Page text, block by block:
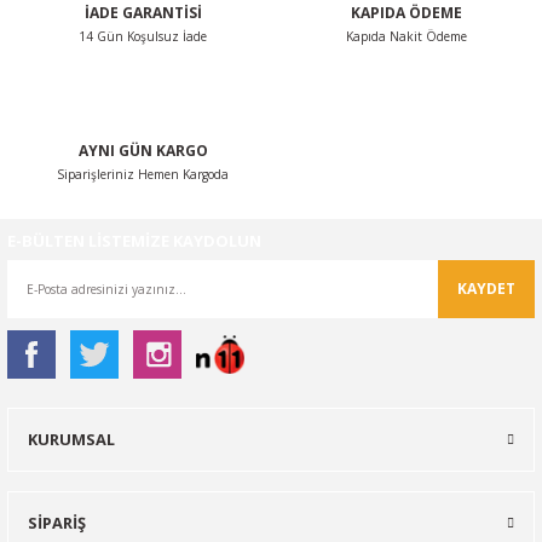
İADE GARANTİSİ
14 Gün Koşulsuz İade
KAPIDA ÖDEME
Kapıda Nakit Ödeme
AYNI GÜN KARGO
Siparişleriniz Hemen Kargoda
KAYDET
KURUMSAL
SİPARİŞ